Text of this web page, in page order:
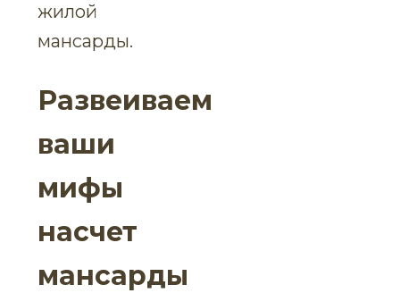
жилой
мансарды.
Развеиваем
ваши
мифы
насчет
мансарды